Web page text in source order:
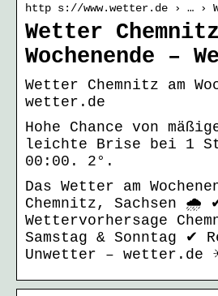
http s://www.wetter.de › … ›
Wetter
Wochenende –
Wetter Chemnitz am
wetter.de
Hohe Chance von
leichte Brise bei 1
00:00. 2°.
Das Wetter am
Chemnitz, Sachsen 🌧️
Wettervorhersage
Samstag & Sonntag ✔
Unwetter – wetter.de